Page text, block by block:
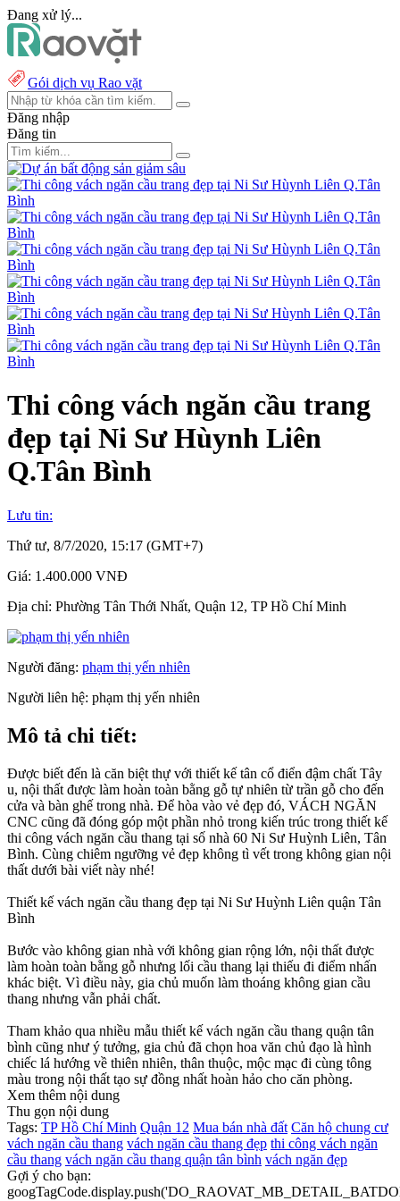
Đang xử lý...
Gói dịch vụ Rao vặt
Đăng nhập
Đăng tin
Thi công vách ngăn cầu trang
đẹp tại Ni Sư Hùynh Liên
Q.Tân Bình
Lưu tin:
Thứ tư, 8/7/2020, 15:17 (GMT+7)
Giá: 1.400.000 VNĐ
Địa chỉ: Phường Tân Thới Nhất, Quận 12, TP Hồ Chí Minh
Người đăng: phạm thị yến nhiên
Người liên hệ: phạm thị yến nhiên
Mô tả chi tiết:
Được biết đến là căn biệt thự với thiết kế tân cổ điển đậm chất Tây
u, nội thất được làm hoàn toàn bằng gỗ tự nhiên từ trần gỗ cho đến
cửa và bàn ghế trong nhà. Để hòa vào vẻ đẹp đó, VÁCH NGĂN
CNC cũng đã đóng góp một phần nhỏ trong kiến trúc trong thiết kế
thi công vách ngăn cầu thang tại số nhà 60 Ni Sư Huỳnh Liên, Tân
Bình. Cùng chiêm ngưỡng vẻ đẹp không tì vết trong không gian nội
thất dưới bài viết này nhé!
Thiết kế vách ngăn cầu thang đẹp tại Ni Sư Huỳnh Liên quận Tân
Bình
Bước vào không gian nhà với không gian rộng lớn, nội thất được
làm hoàn toàn bằng gỗ nhưng lối cầu thang lại thiếu đi điểm nhấn
khác biệt. Vì điều này, gia chủ muốn làm thoáng không gian cầu
thang nhưng vẫn phải chất.
Tham khảo qua nhiều mẫu thiết kế vách ngăn cầu thang quận tân
bình cũng như ý tưởng, gia chủ đã chọn hoa văn chủ đạo là hình
chiếc lá hướng về thiên nhiên, thân thuộc, mộc mạc đi cùng tông
màu trong nội thất tạo sự đồng nhất hoàn hảo cho căn phòng.
Xem thêm nội dung
Thu gọn nội dung
Tags: TP Hồ Chí Minh Quận 12 Mua bán nhà đất Căn hộ chung cư
vách ngăn cầu thang vách ngăn cầu thang đẹp thi công vách ngăn
cầu thang vách ngăn cầu thang quận tân bình vách ngăn đẹp
Gợi ý cho bạn: